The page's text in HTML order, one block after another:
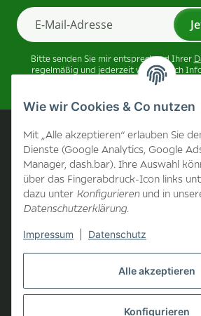
Alle akzeptieren
Konfigurieren
Wie wir Cookies & Co nutzen
Mit „Alle akzeptieren“ erlauben Sie
Dienste (Google Analytics, Google
Manager, dash.bar). Ihre Auswahl
über das Fingerabdruck-Icon links
dazu unter Konfigurieren und in
Datenschutzerklärung.
Impressum Datenschutz
Bitte senden Sie mir entsprechend Ihrer
regelmäßig und jederzeit widerruflich
Produktsortiment per E-
Unternehmen
Kontakt
Unternehmen
B2B Bereich